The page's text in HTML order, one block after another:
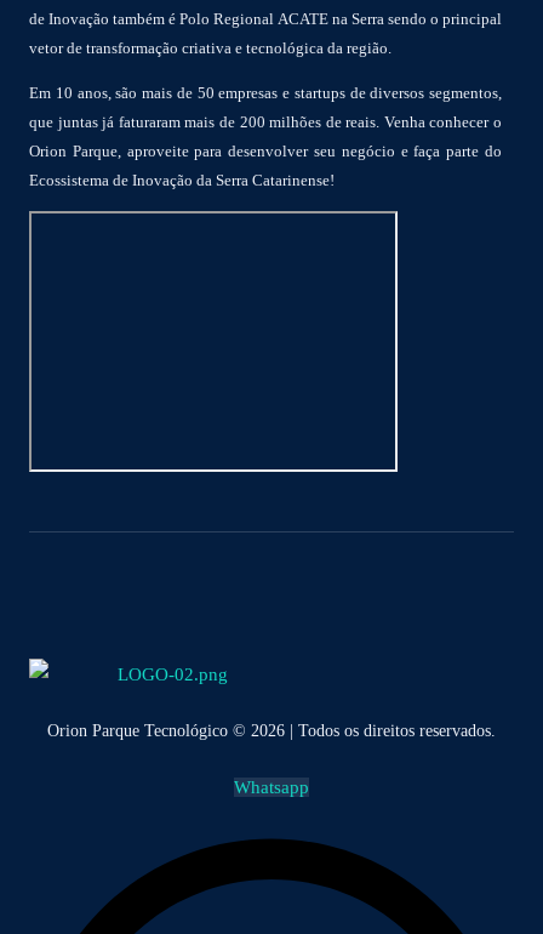
de Inovação também é Polo Regional ACATE na Serra sendo o principal
vetor de transformação criativa e tecnológica da região.
Em 10 anos, são mais de 50 empresas e startups de diversos segmentos,
que juntas já faturaram mais de 200 milhões de reais. Venha conhecer o
Orion Parque, aproveite para desenvolver seu negócio e faça parte do
Ecossistema de Inovação da Serra Catarinense!
Orion Parque Tecnológico © 2026 | Todos os direitos reservados.
Whatsapp